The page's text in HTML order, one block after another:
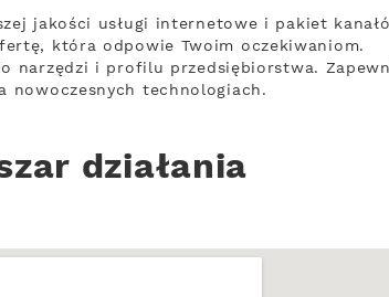
jakości usługi internetowe i pakiet
która odpowie Twoim oczekiwaniom.
narzędzi i profilu przedsiębiorstwa.
nowoczesnych technologiach.
działania